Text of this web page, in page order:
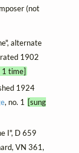
(not
alternate
1902
1 time]
1924
, no. 1 [sung
I", D 659
VN 361,